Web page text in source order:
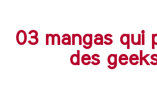
03 mangas qui
des